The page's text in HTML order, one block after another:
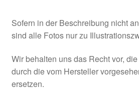
Sofern in der Beschreibung nicht
sind alle Fotos nur zu
Wir behalten uns das Recht vor,
durch die vom Hersteller
ersetzen.